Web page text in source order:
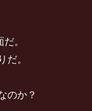
。
。
のか？